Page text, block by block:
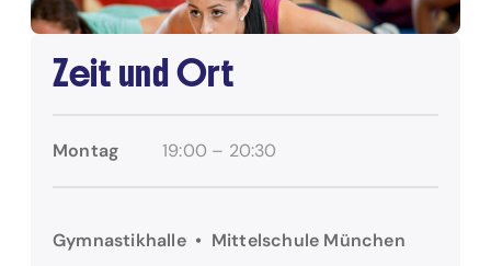
Zeit und Ort
Montag 19:00 – 20:30
Gymnastikhalle • Mittelschule München